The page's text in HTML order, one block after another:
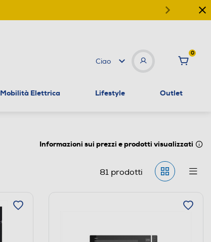
Ciao
0
Mobilità Elettrica Lifestyle Outlet
Informazioni sui prezzi e prodotti visualizzati
81prodotti